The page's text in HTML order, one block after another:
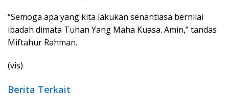
“Semoga apa yang kita lakukan senantiasa bernilai
ibadah dimata Tuhan Yang Maha Kuasa. Amin,” tandas
Miftahur Rahman.
(vis)
Berita Terkait